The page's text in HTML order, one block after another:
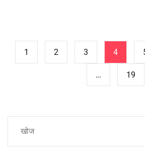
1 2 3 4
… 19